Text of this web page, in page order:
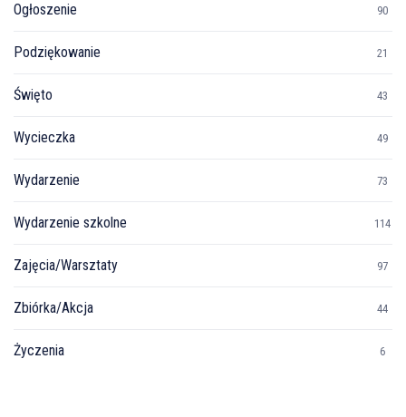
Ogłoszenie 90
Podziękowanie 21
Święto 43
Wycieczka 49
Wydarzenie 73
Wydarzenie szkolne 114
Zajęcia/Warsztaty 97
Zbiórka/Akcja 44
Życzenia 6